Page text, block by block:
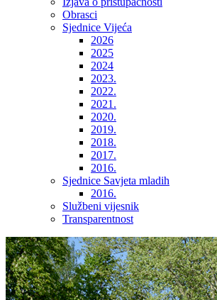
Obrasci
Sjednice Vijeća
2026
2025
2024
2023.
2022.
2021.
2020.
2019.
2018.
2017.
2016.
Sjednice Savjeta mladih
2016.
Službeni vijesnik
Transparentnost